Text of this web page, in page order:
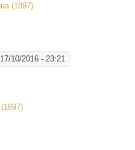
(1897)
10/2016 - 23:21